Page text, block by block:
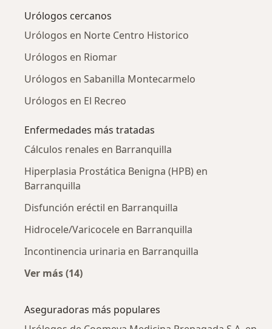
Urólogos cercanos
Urólogos en Norte Centro Historico
Urólogos en Riomar
Urólogos en Sabanilla Montecarmelo
Urólogos en El Recreo
Enfermedades más tratadas
Cálculos renales en Barranquilla
Hiperplasia Prostática Benigna (HPB) en
Barranquilla
Disfunción eréctil en Barranquilla
Hidrocele/Varicocele en Barranquilla
Incontinencia urinaria en Barranquilla
Ver más (14)
Aseguradoras más populares